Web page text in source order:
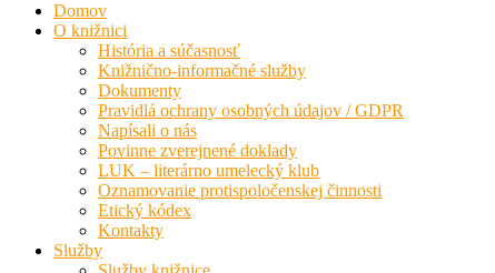
Domov
O knižnici
História a súčasnosť
Knižnično-informačné služby
Dokumenty
Pravidlá ochrany osobných údajov / GDPR
Napísali o nás
Povinne zverejnené doklady
LUK – literárno umelecký klub
Oznamovanie protispoločenskej činnosti
Etický kódex
Kontakty
Služby